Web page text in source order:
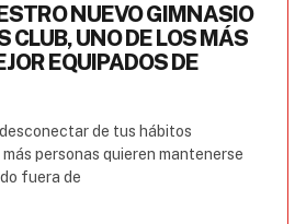
NUEVO GIMNASIO
CLUB, UNO DE LOS MÁS
EQUIPADOS DE
de tus hábitos
personas quieren mantenerse
fuera de